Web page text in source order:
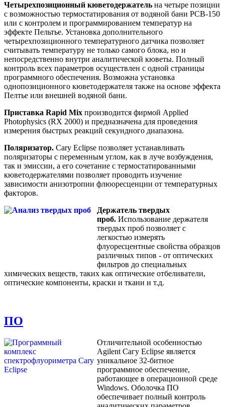
Четырехпозиционный кюветодержатель на четыре позиции
с возможностью термостатирования от водяной бани РСВ-150
или с контролем и программированием температур на
эффекте Пельтье. Установка дополнительного
четырехпозиционного температурного датчика позволяет
считывать температуру не только самого блока, но и
непосредственно внутри аналитической кюветы. Полный
контроль всех параметров осуществлен с одной страницы
программного обеспечения. Возможна установка
однопозиционного кюветодержателя также на основе эффекта
Пелтье или внешней водяной бани.
Приставка Rapid Mix производится фирмой Applied
Photophysics (RX 2000) и предназначена для проведения
измерения быстрых реакций секундного диапазона.
Поляризатор. Cary Eclipse позволяет устанавливать
поляризаторы с переменным углом, как в луче возбуждения,
так и эмиссии, а его сочетание с термостатированными
кюветодержателями позволяет проводить изучение
зависимости анизотропии флюоресценции от температурных
факторов.
Держатель твердых
проб. Использование держателя
твердых проб позволяет с
легкостью измерять
флуоресцентные свойства образцов
различных типов - от оптических
фильтров до специальных
химических веществ, таких как оптические отбеливатели,
оптические компоненты, краски и ткани и т.д.
ПО
Отличительной особенностью
Agilent Сагу Eclipse является
уникальное 32-битное
программное обеспечение,
работающее в операционной среде
Windows. Оболочка ПО
обеспечивает полный контроль